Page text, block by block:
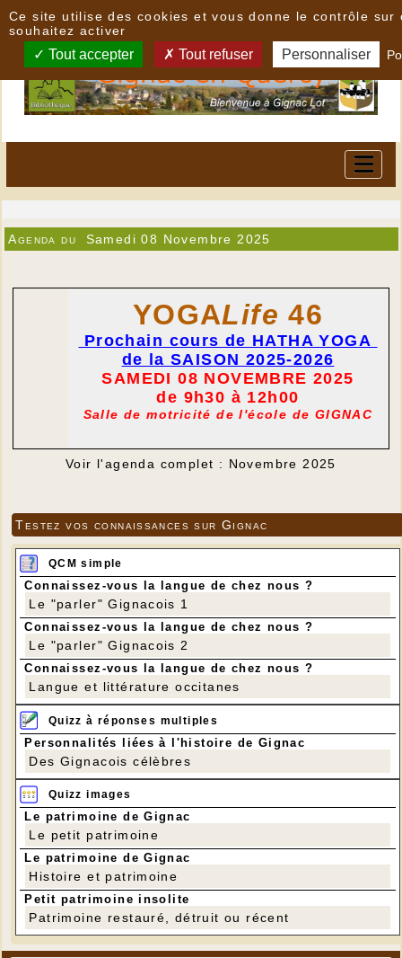
Agenda du Samedi 08 Novembre 2025
YOGALife 46
Prochain cours de HATHA YOGA
de la SAISON 2025-2026
SAMEDI 08 NOVEMBRE 2025
de 9h30 à 12h00
Salle de motricité de l'école de GIGNAC
Voir l'agenda complet : Novembre 2025
Testez vos connaissances sur Gignac
QCM simple
Connaissez-vous la langue de chez nous ?
Le "parler" Gignacois 1
Connaissez-vous la langue de chez nous ?
Le "parler" Gignacois 2
Connaissez-vous la langue de chez nous ?
Langue et littérature occitanes
Quizz à réponses multiples
Personnalités liées à l'histoire de Gignac
Des Gignacois célèbres
Quizz images
Le patrimoine de Gignac
Le petit patrimoine
Le patrimoine de Gignac
Histoire et patrimoine
Petit patrimoine insolite
Patrimoine restauré, détruit ou récent
Ce site utilise des cookies et vous donne le contrôle sur
souhaitez activer
Tout accepter Tout refuser Personnaliser